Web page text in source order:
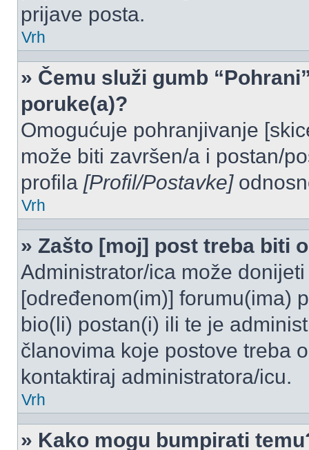
prijave posta.
Vrh
» Čemu služi gumb
poruke(a)?
Omogućuje pohranjivanje
može biti završen/a i postan/
profila [Profil/Postavke]
Vrh
» Zašto [moj] post treba biti
Administrator/ica može
[određenom(im)] forumu(ima)
bio(li) postan(i) ili te je
članovima koje postove treba
kontaktiraj administratora/icu.
Vrh
» Kako mogu bumpirati